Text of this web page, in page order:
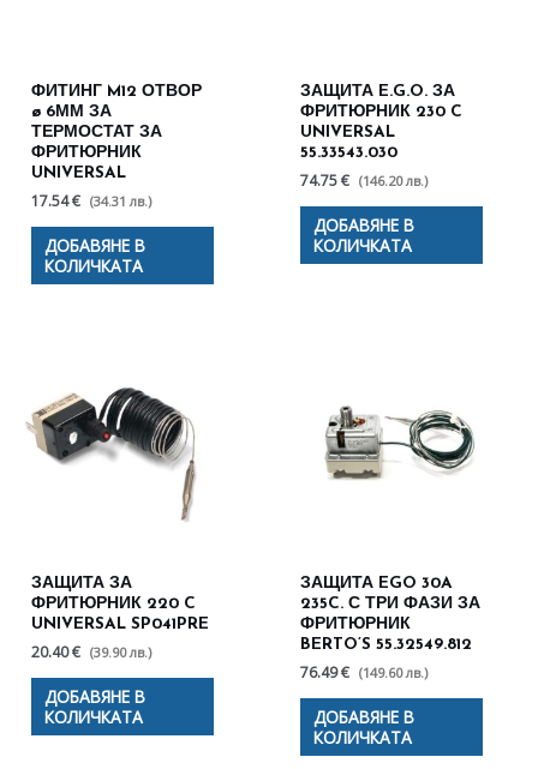
ФИТИНГ M12 ОТВОР
ø 6ММ ЗА
ТЕРМОСТАТ ЗА
ФРИТЮРНИК
UNIVERSAL
17.54 € (34.31 лв.)
ДОБАВЯНЕ В
КОЛИЧКАТА
ЗАЩИТА E.G.O. ЗА
ФРИТЮРНИК 230 C
UNIVERSAL
55.33543.030
74.75 € (146.20 лв.)
ДОБАВЯНЕ В
КОЛИЧКАТА
ЗАЩИТА ЗА
ФРИТЮРНИК 220 C
UNIVERSAL SP041PRE
20.40 € (39.90 лв.)
ДОБАВЯНЕ В
КОЛИЧКАТА
ЗАЩИТА EGO 30A
235C. С ТРИ ФАЗИ ЗА
ФРИТЮРНИК
BERTO’S 55.32549.812
76.49 € (149.60 лв.)
ДОБАВЯНЕ В
КОЛИЧКАТА